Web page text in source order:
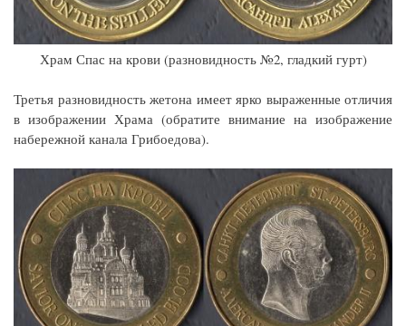
Храм Спас на крови (разновидность №2, гладкий гурт)
Третья разновидность жетона имеет ярко выраженные отличия
в изображении Храма (обратите внимание на изображение
набережной канала Грибоедова).